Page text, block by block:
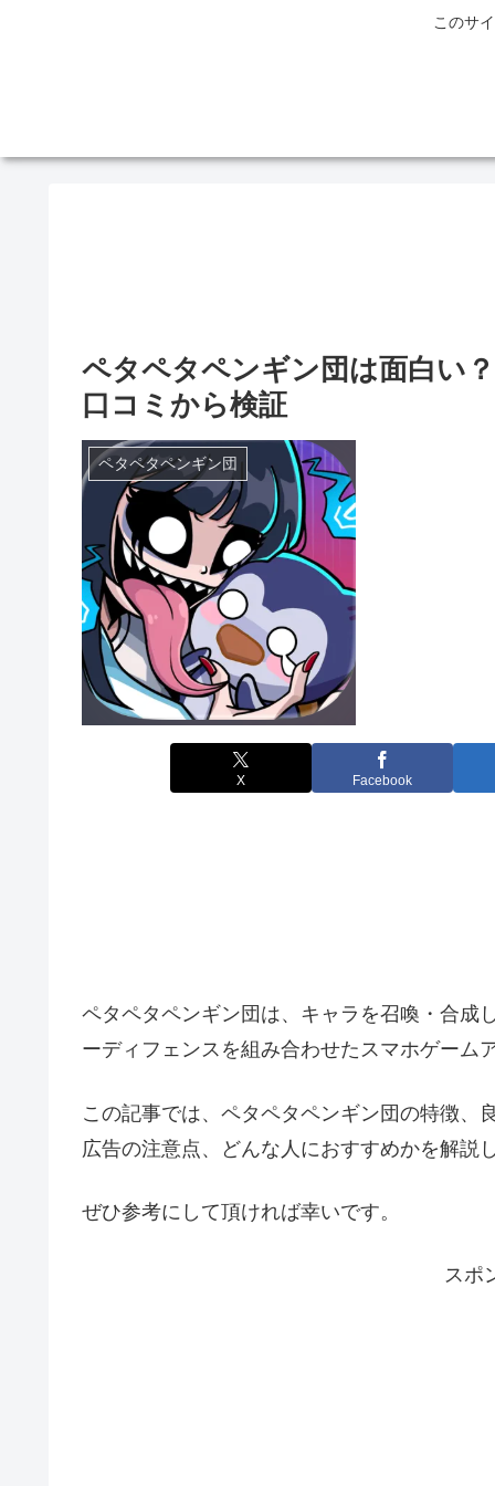
このサ
ペタペタペンギン団は面白い
口コミから検証
ペタペタペンギン団
X Facebook
ペタペタペンギン団は、キャラを召喚・合成
ーディフェンスを組み合わせたスマホゲーム
この記事では、ペタペタペンギン団の特徴、
広告の注意点、どんな人におすすめかを解説
ぜひ参考にして頂ければ幸いです。
スポ